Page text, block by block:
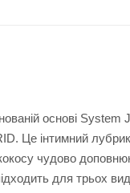
основі
Це інтимний
чудово
для трьох